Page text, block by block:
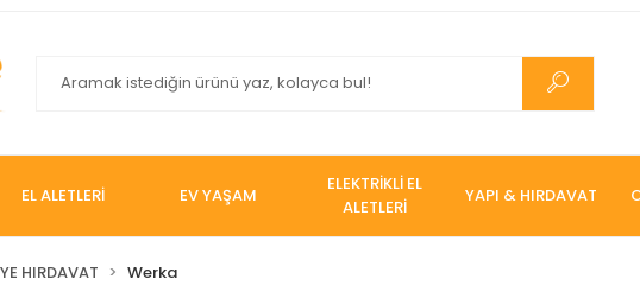
EL ALETLERİ EV YAŞAM
ELEKTRİKLİ EL
ALETLERİ
YAPI & HIRDAVAT
HIRDAVAT Werka